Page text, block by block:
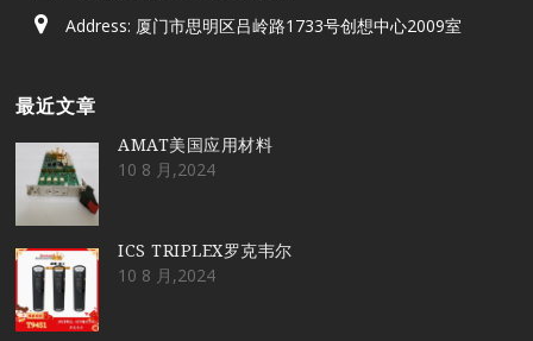
Address: 厦门市思明区吕岭路1733号创想中心2009室
最近文章
AMAT美国应用材料
10 8 月,2024
ICS TRIPLEX罗克韦尔
10 8 月,2024